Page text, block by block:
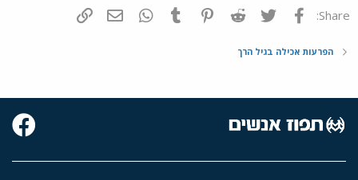
Share: פייסבוק Twitter
Reddit
Pinterest
Tumblr
WhatsAppדואר אלקטרוני
הפרעות אכילה בגיל הרך